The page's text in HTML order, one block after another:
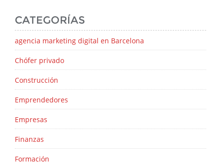
CATEGORÍAS
agencia marketing digital en Barcelona
Chófer privado
Construcción
Emprendedores
Empresas
Finanzas
Formación